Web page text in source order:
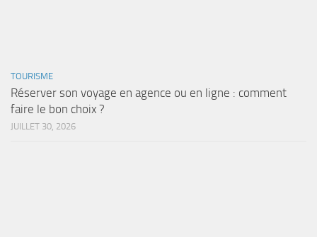
TOURISME
Réserver son voyage en agence ou en ligne : comment
faire le bon choix ?
JUILLET 30, 2026